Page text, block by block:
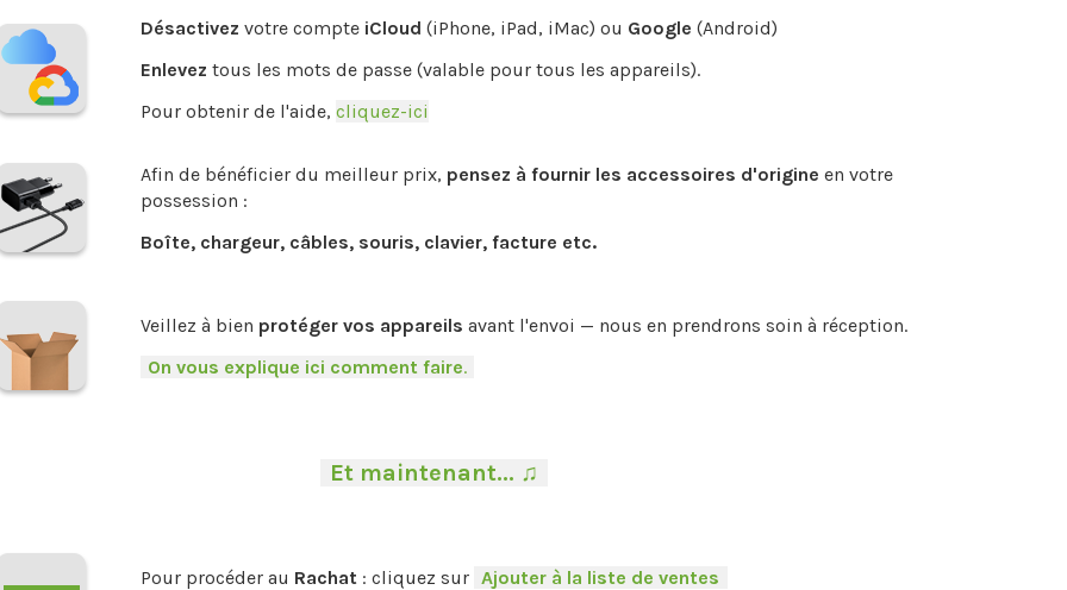
Désactivez votre compte iCloud (iPhone, iPad, iMac) ou Google (Android)
Enlevez tous les mots de passe (valable pour tous les appareils).
Pour obtenir de l'aide, cliquez-ici
Afin de bénéficier du meilleur prix, pensez à fournir les accessoires d'origine en votre
possession :
Boîte, chargeur, câbles, souris, clavier, facture etc.
Veillez à bien protéger vos appareils avant l'envoi — nous en prendrons soin à réception.
On vous explique ici comment faire.-
Et maintenant... ♫
Pour procéder au Rachat : cliquez sur Ajouter à la liste de ventes